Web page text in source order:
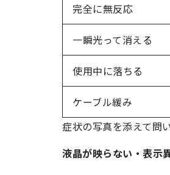
完全に無反応
一瞬光って消える
使用中に落ちる
ケーブル緩み
症状の写真を添えて問
液晶が映らない・表示